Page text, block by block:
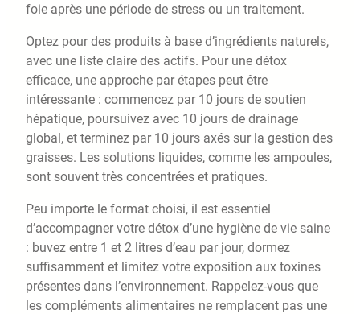
foie après une période de stress ou un traitement.
Optez pour des produits à base d’ingrédients naturels,
avec une liste claire des actifs. Pour une détox
efficace, une approche par étapes peut être
intéressante : commencez par 10 jours de soutien
hépatique, poursuivez avec 10 jours de drainage
global, et terminez par 10 jours axés sur la gestion des
graisses. Les solutions liquides, comme les ampoules,
sont souvent très concentrées et pratiques.
Peu importe le format choisi, il est essentiel
d’accompagner votre détox d’une hygiène de vie saine
: buvez entre 1 et 2 litres d’eau par jour, dormez
suffisamment et limitez votre exposition aux toxines
présentes dans l’environnement. Rappelez-vous que
les compléments alimentaires ne remplacent pas une